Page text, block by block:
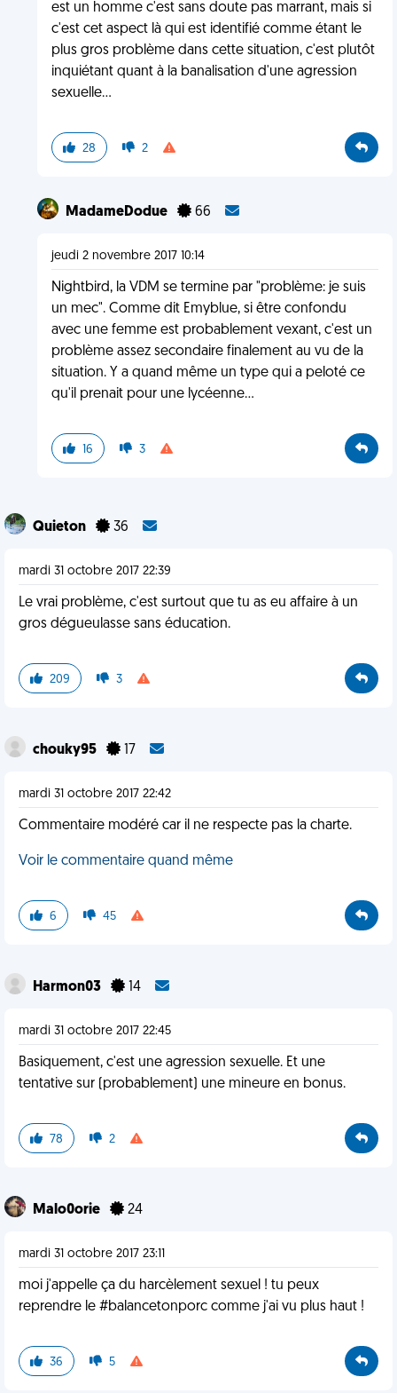
est un homme c'est sans doute pas marrant, mais si
c'est cet aspect là qui est identifié comme étant le
plus gros problème dans cette situation, c'est plutôt
inquiétant quant à la banalisation d'une agression
sexuelle...
28 2
MadameDodue 66
jeudi 2 novembre 2017 10:14
Nightbird, la VDM se termine par "problème: je suis
un mec". Comme dit Emyblue, si être confondu
avec une femme est probablement vexant, c'est un
problème assez secondaire finalement au vu de la
situation. Y a quand même un type qui a peloté ce
qu'il prenait pour une lycéenne...
16 3
Quieton 36
mardi 31 octobre 2017 22:39
Le vrai problème, c'est surtout que tu as eu affaire à un
gros dégueulasse sans éducation.
209 3
chouky95 17
mardi 31 octobre 2017 22:42
Commentaire modéré car il ne respecte pas la charte.
Voir le commentaire quand même
6 45
Harmon03 14
mardi 31 octobre 2017 22:45
Basiquement, c'est une agression sexuelle. Et une
tentative sur (probablement) une mineure en bonus.
78 2
Malo0orie 24
mardi 31 octobre 2017 23:11
moi j'appelle ça du harcèlement sexuel ! tu peux
reprendre le #balancetonporc comme j'ai vu plus haut !
36 5